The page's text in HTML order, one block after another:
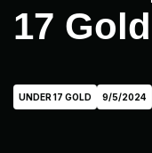
17 Gold
UNDER 17 GOLD 9/5/2024